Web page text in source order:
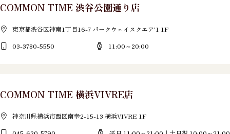
COMMON TIME 渋谷公園通り店
東京都渋谷区神南1丁目16-7 パークウェイスクエア'1 1F
03-3780-5550
11:00～20:00
COMMON TIME 横浜VIVRE店
神奈川県横浜市西区南幸2-15-13 横浜VIVRE 1F